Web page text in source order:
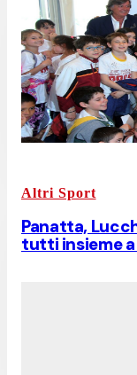
Altri Sport
Panatta,
tutti insieme a